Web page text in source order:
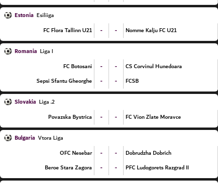
Estonia Esiliiga
FC Flora Tallinn U21
- - Nomme Kalju FC U21
Romania Liga I
FC Botosani
- -
CS Corvinul Hunedoara
Sepsi Sfantu Gheorghe
- - FCSB
Slovakia
2. Liga
Povazska Bystrica
- - FC Vion Zlate Moravce
Bulgaria Vtora Liga
OFC Nesebar
- -
Dobrudzha Dobrich
Beroe Stara Zagora
- - PFC Ludogorets Razgrad II